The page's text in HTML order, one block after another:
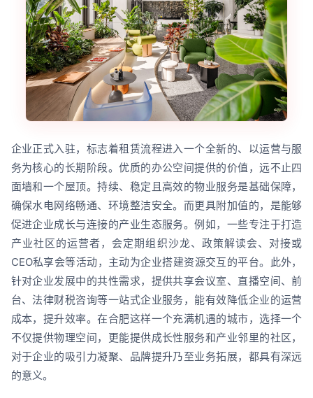
企业正式入驻，标志着租赁流程进入一个全新的、以运营与服
务为核心的长期阶段。优质的办公空间提供的价值，远不止四
面墙和一个屋顶。持续、稳定且高效的物业服务是基础保障，
确保水电网络畅通、环境整洁安全。而更具附加值的，是能够
促进企业成长与连接的产业生态服务。例如，一些专注于打造
产业社区的运营者，会定期组织沙龙、政策解读会、对接或
CEO私享会等活动，主动为企业搭建资源交互的平台。此外，
针对企业发展中的共性需求，提供共享会议室、直播空间、前
台、法律财税咨询等一站式企业服务，能有效降低企业的运营
成本，提升效率。在合肥这样一个充满机遇的城市，选择一个
不仅提供物理空间，更能提供成长性服务和产业邻里的社区，
对于企业的吸引力凝聚、品牌提升乃至业务拓展，都具有深远
的意义。